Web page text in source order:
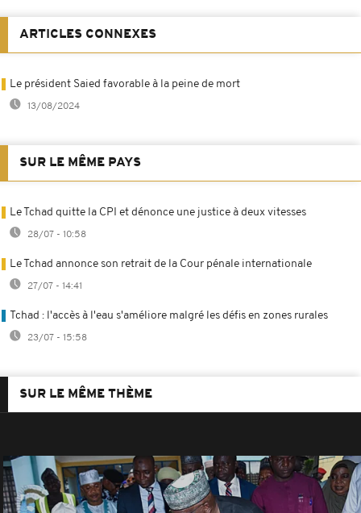
ARTICLES CONNEXES
Le président Saied favorable à la peine de mort
13/08/2024
SUR LE MÊME PAYS
Le Tchad quitte la CPI et dénonce une justice à deux vitesses
28/07 - 10:58
Le Tchad annonce son retrait de la Cour pénale internationale
27/07 - 14:41
Tchad : l'accès à l'eau s'améliore malgré les défis en zones rurales
23/07 - 15:58
SUR LE MÊME THÈME